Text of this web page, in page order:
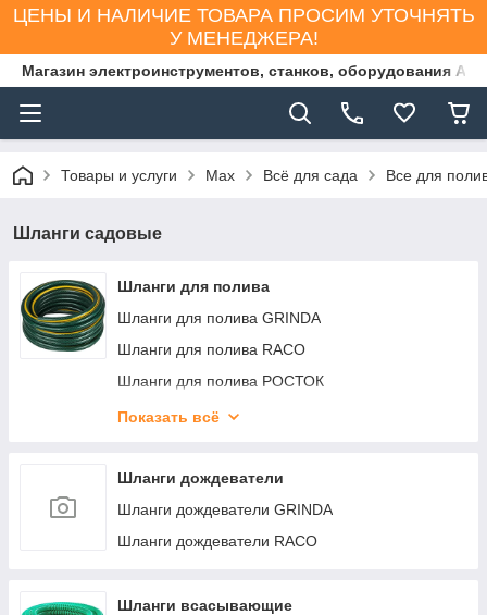
ЦЕНЫ И НАЛИЧИЕ ТОВАРА ПРОСИМ УТОЧНЯТЬ
У МЕНЕДЖЕРА!
Магазин электроинструментов, станков, оборудования
Товары и услуги Max Всё для сада Все для
Шланги садовые
Шланги для полива
Шланги для полива GRINDA
Шланги для полива RACO
Шланги для полива РОСТОК
Шланги для полива ЗУБР
Показать всё
Шланги дождеватели
Шланги дождеватели GRINDA
Шланги дождеватели RACO
Шланги всасывающие